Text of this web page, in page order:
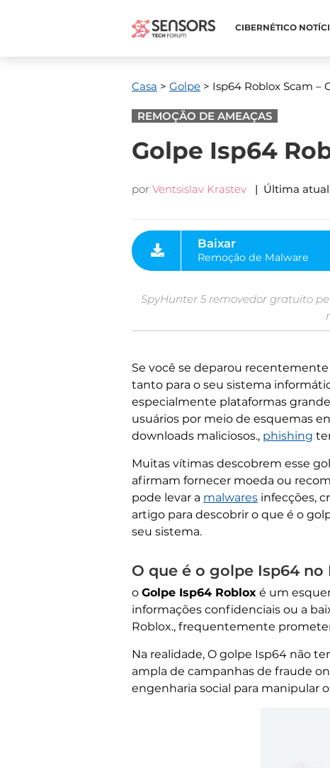
CIBERNÉTICO
Casa > Golpe > Isp64 Roblox Scam –
REMOÇÃO DE AMEAÇAS
Golpe Isp64
por Ventsislav Krastev | Última
Remoção de Malware
Ferramenta
SpyHunter 5 removedor gratuito
Se você se deparou
tanto para o seu sistema
especialmente plataformas
usuários por meio de esquemas
downloads maliciosos., phishing
Muitas vítimas descobrem esse
afirmam fornecer moeda ou
pode levar a malwares infecções,
artigo para descobrir o que é o
seu sistema.
O que é o golpe Isp64 no
o Golpe Isp64 Roblox é um
informações confidenciais ou a
Roblox., frequentemente
Na realidade, O golpe Isp64 não
ampla de campanhas de fraude
engenharia social para manipular